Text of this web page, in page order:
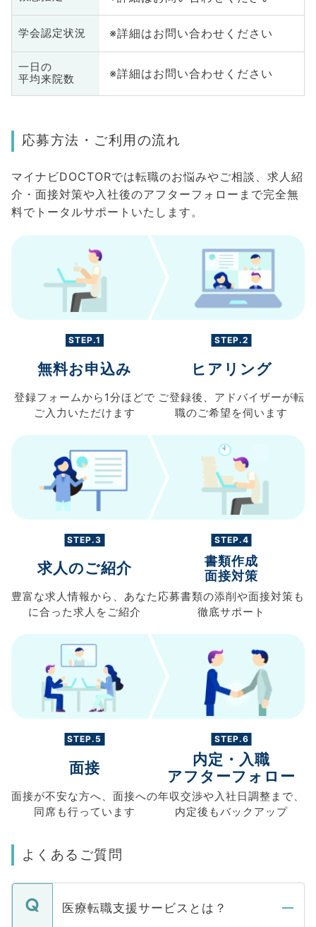
学会認定状況 ※詳細はお問い合わせください
一日の
平均来院数
※詳細はお問い合わせください
応募方法・ご利用の流れ
マイナビDOCTORでは転職のお悩みやご相談、求人紹
介・面接対策や入社後のアフターフォローまで完全無
料でトータルサポートいたします。
STEP.1
無料お申込み
登録フォームから 1分ほどで
ご入力 いただけます
STEP.2
ヒアリング
ご登録後、 アドバイザーが転
職のご希望を伺います
STEP.3
求人のご紹介
豊富な求人情報から、 あなた
に合った求人を ご紹介
STEP.4
書類作成
面接対策
応募書類の添削や面接対策も
徹底サポート
STEP.5
面接
面接が不安な方へ、 面接への
同席も行っています
STEP.6
内定・入職
アフターフォロー
年収交渉や入社日調整まで、
内定後もバックアップ
よくあるご質問
医療転職支援サービスとは？